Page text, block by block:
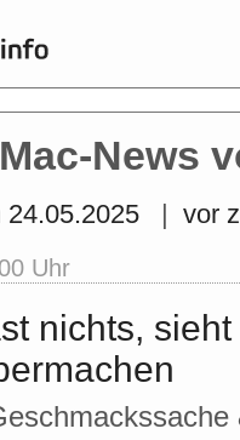
News
24.05.2025 | vor
Uhr
nichts,